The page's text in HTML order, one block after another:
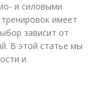
и силовыми
имеет
зависит от
В этой статье мы
и